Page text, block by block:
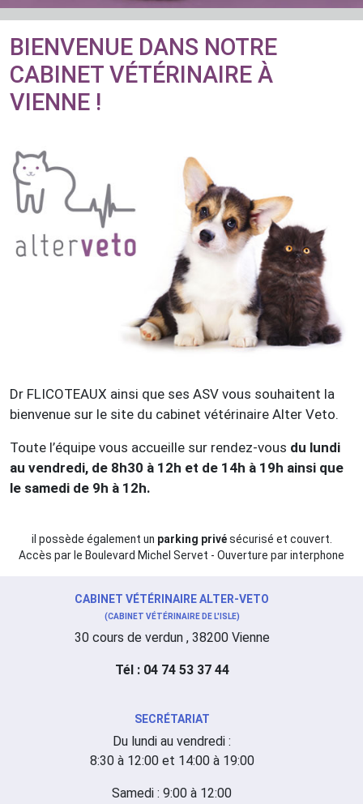
BIENVENUE DANS NOTRE
CABINET VÉTÉRINAIRE À
VIENNE !
Dr FLICOTEAUX ainsi que ses ASV vous souhaitent la
bienvenue sur le site du cabinet vétérinaire Alter Veto.
Toute l’équipe vous accueille sur rendez-vous du lundi
au vendredi, de 8h30 à 12h et de 14h à 19h ainsi que
le samedi de 9h à 12h.
il possède également un parking privésécurisé et couvert.
Accès par le Boulevard Michel Servet - Ouverture par interphone
CABINET VÉTÉRINAIRE ALTER-VETO
(CABINET VÉTÉRINAIRE DE L'ISLE)
30 cours de verdun , 38200 Vienne
Tél : 04 74 53 37 44
SECRÉTARIAT
Du lundi au vendredi :
8:30 à 12:00 et 14:00 à 19:00
Samedi : 9:00 à 12:00